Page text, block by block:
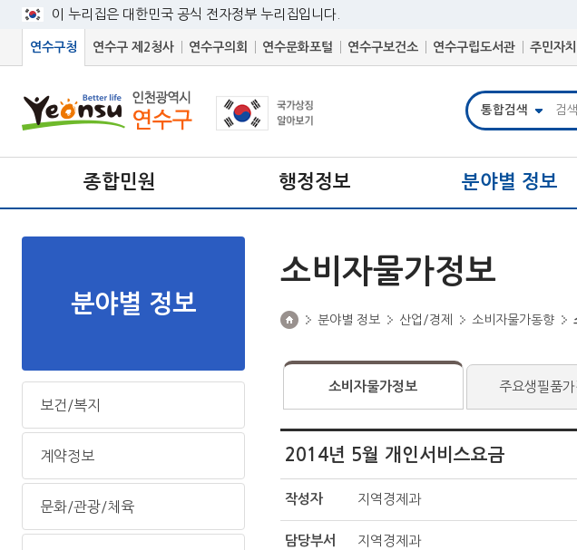
이 누리집은 대한민국 공식 전자정부 누리집입니다.
연수구청 연수구 제2청사 연수구의회 연수문화포털 연수구보건소 연수구립도서관 주민자
종합민원 행정정보 분야별 정보
분야별 정보
보건/복지
계약정보
문화/관광/체육
소비자물가정보
분야별 정보 산업/경제 소비자물가동향
소비자물가정보 주요생필품가
2014년 5월 개인서비스요금
작성자 지역경제과
담당부서 지역경제과